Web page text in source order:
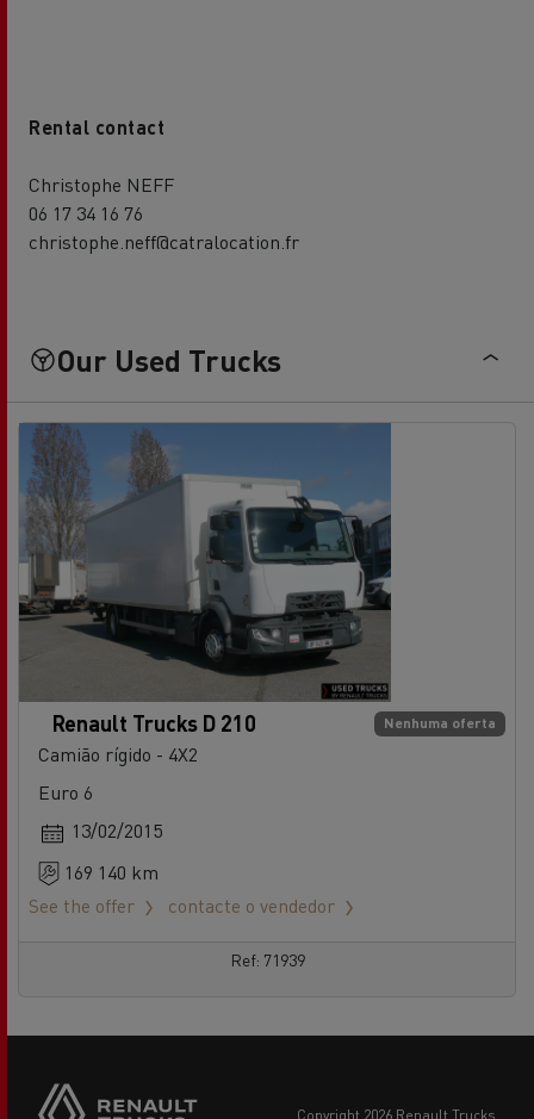
Rental contact
Christophe NEFF
06 17 34 16 76
christophe.neff@catralocation.fr
Our Used Trucks
Nenhuma oferta
Renault Trucks D 210
Camião rígido - 4X2
Euro 6
13/02/2015
169 140 km
See the offer
contacte o vendedor
Ref: 71939
copyright 2026 Renault Trucks